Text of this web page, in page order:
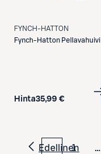
FYNCH-HATTON
Fynch-Hatton Pellavahuivi
Hinta35,99 €
Edellinen
1 …